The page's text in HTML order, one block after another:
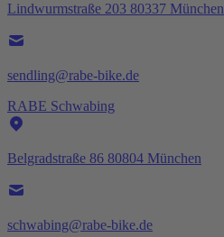
Lindwurmstraße 203 80337 München
sendling@rabe-bike.de
RABE Schwabing
Belgradstraße 86 80804 München
schwabing@rabe-bike.de